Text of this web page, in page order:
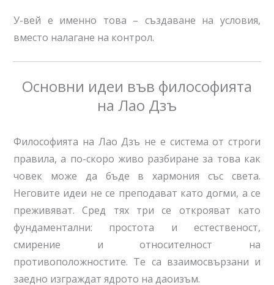
У-вей е именно това – създаване на условия,
вместо налагане на контрол.
Основни идеи във философията
на Лао Дзъ
Философията на Лао Дзъ не е система от строги
правила, а по-скоро живо разбиране за това как
човек може да бъде в хармония със света.
Неговите идеи не се преподават като догми, а се
преживяват. Сред тях три се открояват като
фундаментални: простота и естественост,
смирение и относителност на
противоположностите. Те са взаимосвързани и
заедно изграждат ядрото на даоизъм.